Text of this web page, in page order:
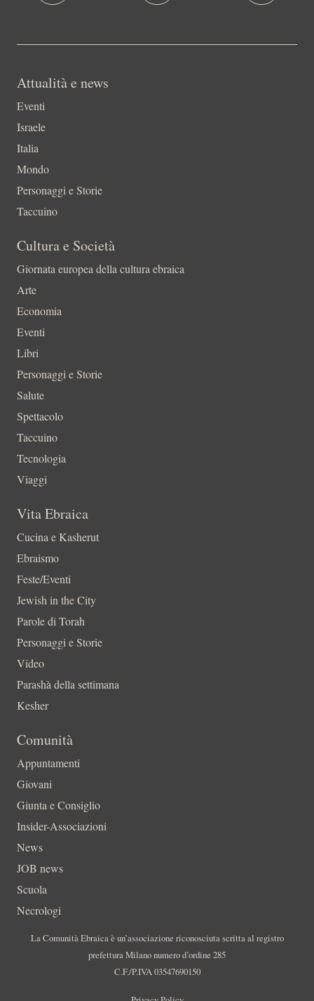
Attualità e news
Eventi
Israele
Italia
Mondo
Personaggi e Storie
Taccuino
Cultura e Società
Giornata europea della cultura ebraica
Arte
Economia
Eventi
Libri
Personaggi e Storie
Salute
Spettacolo
Taccuino
Tecnologia
Viaggi
Vita Ebraica
Cucina e Kasherut
Ebraismo
Feste/Eventi
Jewish in the City
Parole di Torah
Personaggi e Storie
Video
Parashà della settimana
Kesher
Comunità
Appuntamenti
Giovani
Giunta e Consiglio
Insider-Associazioni
News
JOB news
Scuola
Necrologi
La Comunità Ebraica è un’associazione riconosciuta scritta al registro
prefettura Milano numero d’ordine 285
C.F./P.IVA 03547690150